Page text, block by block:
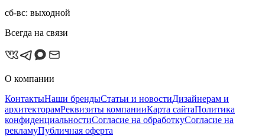
сб-вс: выходной
Всегда на связи
О компании
КонтактыНаши брендыСтатьи и новостиДизайнерам и
архитекторамРеквизиты компанииКарта сайтаПолитика
конфиденциальностиСогласие на обработкуСогласие на
рекламуПубличная оферта